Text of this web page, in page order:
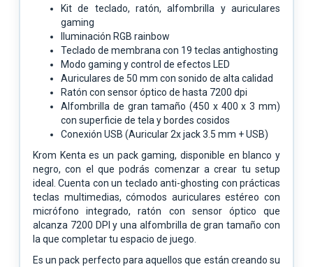
Kit de teclado, ratón, alfombrilla y auriculares
gaming
Iluminación RGB rainbow
Teclado de membrana con 19 teclas antighosting
Modo gaming y control de efectos LED
Auriculares de 50 mm con sonido de alta calidad
Ratón con sensor óptico de hasta 7200 dpi
Alfombrilla de gran tamaño (450 x 400 x 3 mm)
con superficie de tela y bordes cosidos
Conexión USB (Auricular 2x jack 3.5 mm + USB)
Krom Kenta es un pack gaming, disponible en blanco y
negro, con el que podrás comenzar a crear tu setup
ideal. Cuenta con un teclado anti-ghosting con prácticas
teclas multimedias, cómodos auriculares estéreo con
micrófono integrado, ratón con sensor óptico que
alcanza 7200 DPI y una alfombrilla de gran tamaño con
la que completar tu espacio de juego.
Es un pack perfecto para aquellos que están creando su